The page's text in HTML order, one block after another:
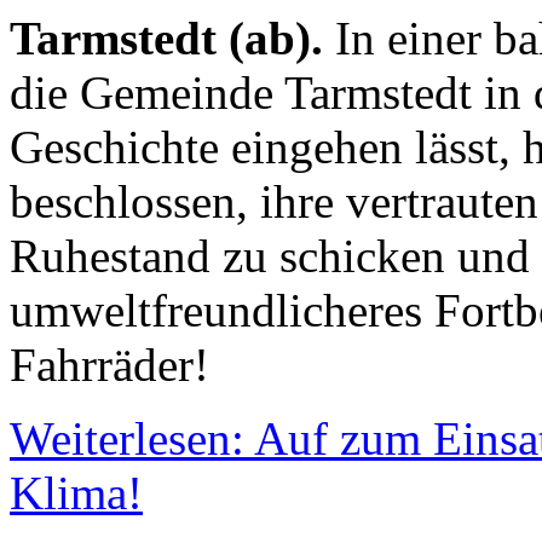
Tarmstedt (ab). In einer
die Gemeinde Tarmstedt
Geschichte eingehen
beschlossen, ihre
Ruhestand zu schicken
umweltfreundlicheres
Fahrräder!
Weiterlesen: Auf zum
Klima!